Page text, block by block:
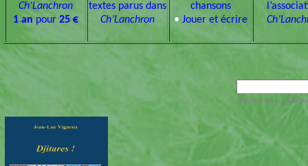
Ch’Lanchron
1 an pour 25 €
textes parus dans
Ch’Lanchron
chansons
• Jouer et écrire
Chl’étracheux à